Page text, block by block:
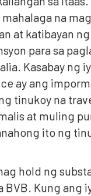
na
at katibayan
para sa
Kasabay ng
ay ang
tinukoy na
at muling
ito ng
hold ng
BVB. Kung ang